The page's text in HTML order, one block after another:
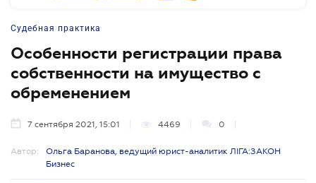
Судебная практика
Особенности регистрации права
собственности на имущество с
обременением
7 сентября 2021, 15:01 4469 0
Автор:
Ольга Баранова, ведущий юрист-аналитик ЛІГА:ЗАКОН
Бизнес